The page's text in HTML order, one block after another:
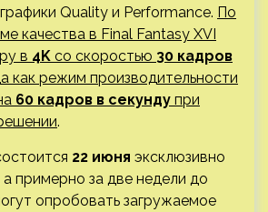
Quality и Performance. По
качества в Final Fantasy XVI
в 4K со скоростью 30 кадров
как режим производительности
60 кадров в секунду при
.
22 июня эксклюзивно
примерно за две недели до
опробовать загружаемое